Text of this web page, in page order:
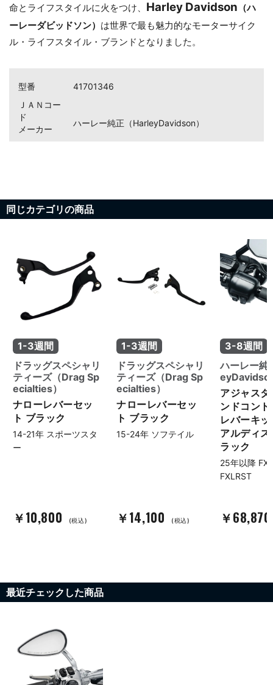
命とライフスタイルに火をつけ、 Harley Davidson （ハ
ーレーダビッドソン） は世界で最も魅力的なモーターサイク
ル・ライフスタイル・ブランドとなりました。
型番
41701346
ＪＡＮコー
ド
メーカー
ハーレー純正（HarleyDavidson）
同じカテゴリの商品
1-3週間
ドラッグスペシャリ
ティーズ（Drag Sp
ecialties）
ナローレバーセッ
ト ブラック
14-21年 スポーツスタ
ー
￥10,800 (税込)
1-3週間
ドラッグスペシャリ
ティーズ（Drag Sp
ecialties）
ナローレバーセッ
ト ブラック
15-24年 ソフテイル
￥14,100 (税込)
3-8週間
ハーレー純
アジャス
ンドコン
レバーキ
アルディ
ラック
25年以降
FXLRST
￥
最近チェックした商品